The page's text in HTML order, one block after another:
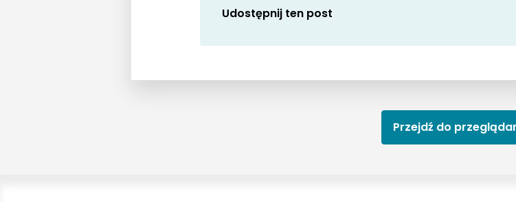
Udostępnij ten post
Przejdź do